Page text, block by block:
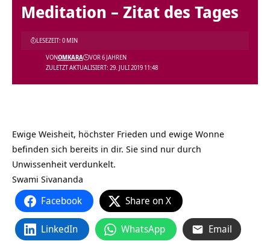
Meditation – Zitat des Tages
ZULETZT AKTUALISIERT: 29. JULI 2019 11:48
VONOMKARA VOR 6 JAHREN
LESEZEIT: 0 MIN
Ewige Weisheit, höchster Frieden und ewige Wonne
befinden sich bereits in dir. Sie sind nur durch
Unwissenheit verdunkelt.
Swami Sivananda
Facebook Share on X
LinkedIn WhatsApp Email